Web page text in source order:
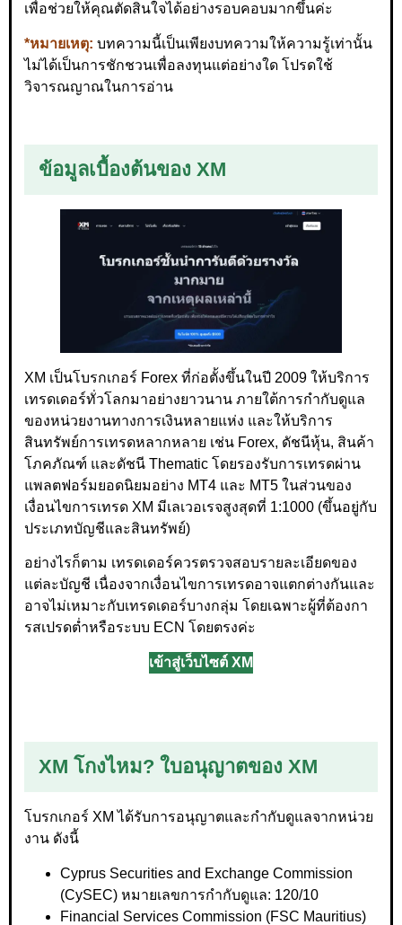
เพื่อช่วยให้คุณตัดสินใจได้อย่างรอบคอบมากขึ้นค่ะ
*หมายเหตุ: บทความนี้เป็นเพียงบทความให้ความรู้เท่านั้น
ไม่ได้เป็นการชักชวนเพื่อลงทุนแต่อย่างใด โปรดใช้
วิจารณญาณในการอ่าน
ข้อมูลเบื้องต้นของ XM
XM เป็นโบรกเกอร์ Forex ที่ก่อตั้งขึ้นในปี 2009 ให้บริการ
เทรดเดอร์ทั่วโลกมาอย่างยาวนาน ภายใต้การกำกับดูแล
ของหน่วยงานทางการเงินหลายแห่ง และให้บริการ
สินทรัพย์การเทรดหลากหลาย เช่น Forex, ดัชนีหุ้น, สินค้า
โภคภัณฑ์ และดัชนี Thematic โดยรองรับการเทรดผ่าน
แพลตฟอร์มยอดนิยมอย่าง MT4 และ MT5 ในส่วนของ
เงื่อนไขการเทรด XM มีเลเวอเรจสูงสุดที่ 1:1000 (ขึ้นอยู่กับ
ประเภทบัญชีและสินทรัพย์)
อย่างไรก็ตาม เทรดเดอร์ควรตรวจสอบรายละเอียดของ
แต่ละบัญชี เนื่องจากเงื่อนไขการเทรดอาจแตกต่างกันและ
อาจไม่เหมาะกับเทรดเดอร์บางกลุ่ม โดยเฉพาะผู้ที่ต้องกา
รสเปรดต่ำหรือระบบ ECN โดยตรงค่ะ
เข้าสู่เว็บไซต์ XM
XM โกงไหม? ใบอนุญาตของ XM
โบรกเกอร์ XM ได้รับการอนุญาตและกำกับดูแลจากหน่วย
งาน ดังนี้
Cyprus Securities and Exchange Commission
(CySEC) หมายเลขการกำกับดูแล: 120/10
Financial Services Commission (FSC Mauritius)